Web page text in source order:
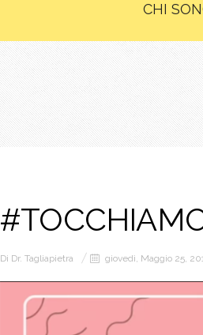
CHI
Di Dr. Tagliapietra giovedì, Maggio 25,